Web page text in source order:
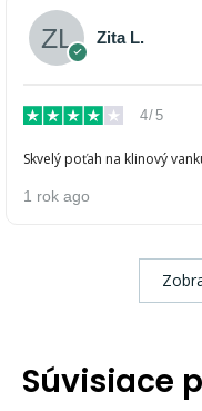
Zita L.
4/5
Skvelý poťah na klinový
1 rok ago
Súvisiace